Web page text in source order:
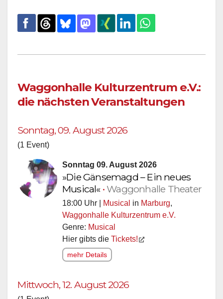
Waggonhalle Kulturzentrum e.V.:
die nächsten Veranstaltungen
Sonntag, 09. August 2026
(1 Event)
Sonntag 09. August 2026
»Die Gänsemagd – Ein neues
Musical« • Waggonhalle Theater
18:00 Uhr | Musical in Marburg,
Waggonhalle Kulturzentrum e.V.
Genre: Musical
Hier gibts die Tickets!
mehr Details
Mittwoch, 12. August 2026